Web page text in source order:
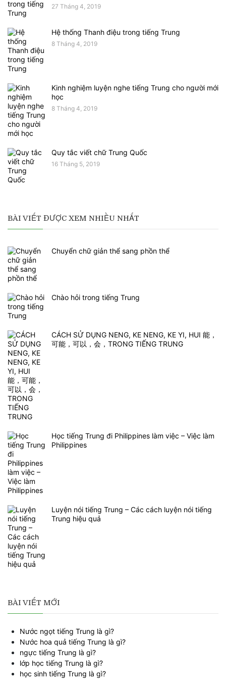
27 Tháng 4, 2019
Hệ thống Thanh điệu trong tiếng Trung
8 Tháng 4, 2019
Kinh nghiệm luyện nghe tiếng Trung cho người mới
học
8 Tháng 4, 2019
Quy tắc viết chữ Trung Quốc
16 Tháng 5, 2019
BÀI VIẾT ĐƯỢC XEM NHIỀU NHẤT
Chuyển chữ giản thể sang phồn thể
Chào hỏi trong tiếng Trung
CÁCH SỬ DỤNG NENG, KE NENG, KE YI, HUI 能，
可能，可以，会，TRONG TIẾNG TRUNG
Học tiếng Trung đi Philippines làm việc – Việc làm
Philippines
Luyện nói tiếng Trung – Các cách luyện nói tiếng
Trung hiệu quả
BÀI VIẾT MỚI
Nước ngọt tiếng Trung là gì?
Nước hoa quả tiếng Trung là gì?
ngực tiếng Trung là gì?
lớp học tiếng Trung là gì?
học sinh tiếng Trung là gì?